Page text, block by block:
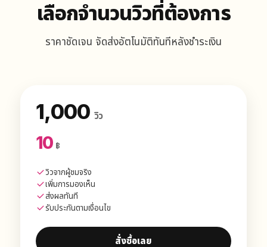
เลือกจำนวนวิวที่ต้องการ
ราคาชัดเจน จัดส่งอัตโนมัติทันทีหลังชำระเงิน
1,000 วิว
10 ฿
วิวจากผู้ชมจริง
เพิ่มการมองเห็น
ส่งผลทันที
รับประกันตามเงื่อนไข
สั่งซื้อเลย